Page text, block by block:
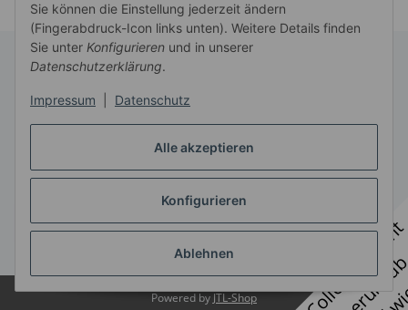
Alle akzeptieren
Konfigurieren
Ablehnen
Sie können die Einstellung jederzeit ändern
(Fingerabdruck-Icon links unten). Weitere Details finden
Sie unter Konfigurieren und in unserer
Datenschutzerklärung.
Impressum Datenschutz
Informationen
Gesetzliche Informationen
Vertrag widerrufen
* Alle Preise zzgl. gesetzlicher USt., zzgl.Versand
Powered by JTL-Shop C
o
l
l
e
c
t
A
a
c
t
S
o
m
m
r
u
r
l
a
u
b
w
i
s
i
n
d
b
a
l
d
w
i
e
d
e
r
f
ü
e
u
c
h
d
a